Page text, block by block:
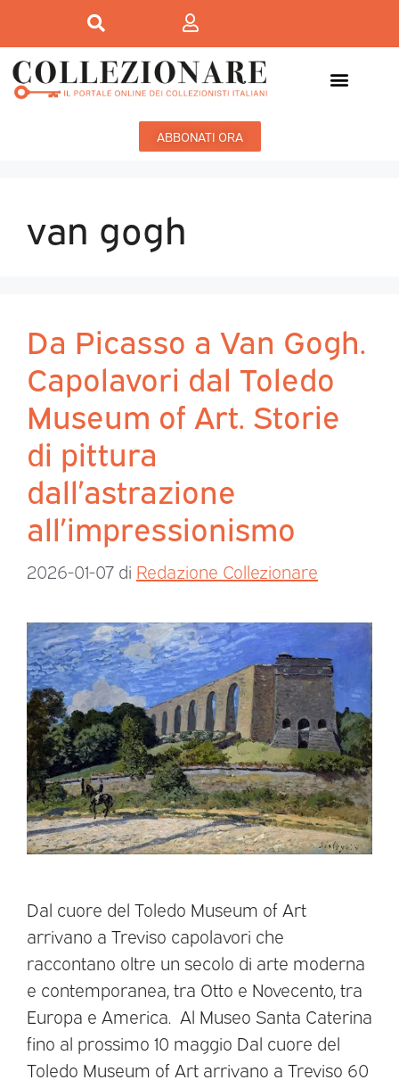
ABBONATI ORA
van gogh
Da Picasso a Van Gogh.
Capolavori dal Toledo
Museum of Art. Storie
di pittura
dall’astrazione
all’impressionismo
2026-01-07 di Redazione Collezionare
Dal cuore del Toledo Museum of Art
arrivano a Treviso capolavori che
raccontano oltre un secolo di arte moderna
e contemporanea, tra Otto e Novecento, tra
Europa e America. Al Museo Santa Caterina
fino al prossimo 10 maggio Dal cuore del
Toledo Museum of Art arrivano a Treviso 60